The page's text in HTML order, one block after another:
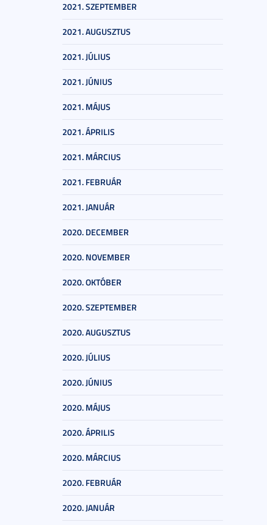
2021. SZEPTEMBER
2021. AUGUSZTUS
2021. JÚLIUS
2021. JÚNIUS
2021. MÁJUS
2021. ÁPRILIS
2021. MÁRCIUS
2021. FEBRUÁR
2021. JANUÁR
2020. DECEMBER
2020. NOVEMBER
2020. OKTÓBER
2020. SZEPTEMBER
2020. AUGUSZTUS
2020. JÚLIUS
2020. JÚNIUS
2020. MÁJUS
2020. ÁPRILIS
2020. MÁRCIUS
2020. FEBRUÁR
2020. JANUÁR